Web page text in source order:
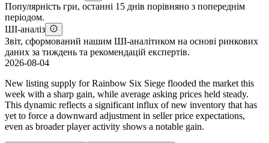
Популярність гри, останні 15 днів порівняно з попереднім
періодом.
ШІ-аналіз
Звіт, сформований нашим ШІ-аналітиком на основі ринкових
даних за тиждень та рекомендацій експертів.
2026-08-04
New listing supply for Rainbow Six Siege flooded the market this
week with a sharp gain, while average asking prices held steady.
This dynamic reflects a significant influx of new inventory that has
yet to force a downward adjustment in seller price expectations,
even as broader player activity shows a notable gain.